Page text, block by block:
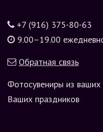
+7 (916) 375-80-63
9.00–19.00
Обратная связь
Фотосувениры из
Ваших праздников